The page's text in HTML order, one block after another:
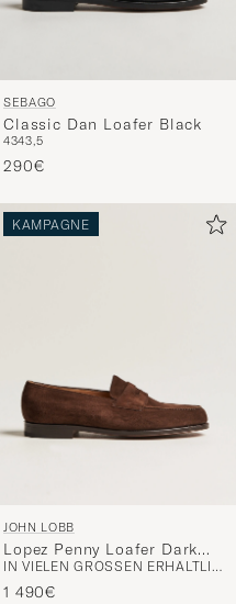
SEBAGO
Classic Dan Loafer Black
4343,5
290€
KAMPAGNE
JOHN LOBB
Lopez Penny Loafer Dark
Brown Suede
IN VIELEN GRÖSSEN ERHÄLTLICH
1 490€